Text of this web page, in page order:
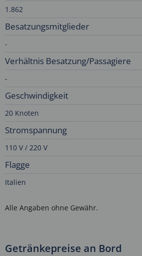
1.862
Besatzungsmitglieder
-
Verhältnis Besatzung/Passagiere
-
Geschwindigkeit
20 Knoten
Stromspannung
110 V / 220 V
Flagge
Italien
Alle Angaben ohne Gewähr.
Getränkepreise an Bord